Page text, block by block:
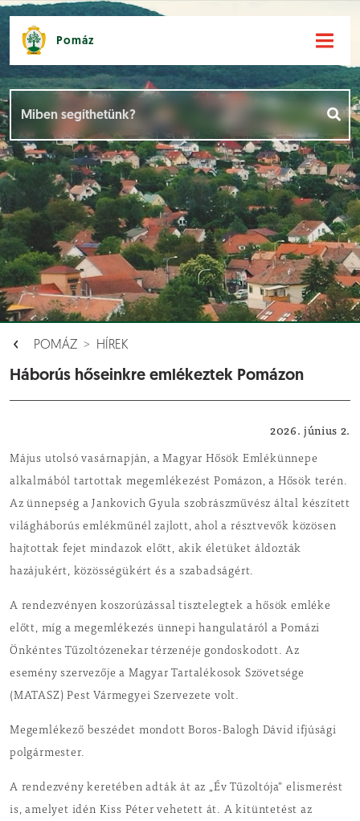
Pomáz
POMÁZ HÍREK
Háborús hőseinkre emlékeztek Pomázon
2026. június 2.
Május utolsó vasárnapján, a Magyar Hősök Emlékünnepe
alkalmából tartottak megemlékezést Pomázon, a Hősök terén.
Az ünnepség a Jankovich Gyula szobrászművész által készített
világháborús emlékműnél zajlott, ahol a résztvevők közösen
hajtottak fejet mindazok előtt, akik életüket áldozták
hazájukért, közösségükért és a szabadságért.
A rendezvényen koszorúzással tisztelegtek a hősök emléke
előtt, míg a megemlékezés ünnepi hangulatáról a Pomázi
Önkéntes Tűzoltózenekar térzenéje gondoskodott. Az
esemény szervezője a Magyar Tartalékosok Szövetsége
(MATASZ) Pest Vármegyei Szervezete volt.
Megemlékező beszédet mondott Boros-Balogh Dávid ifjúsági
polgármester.
A rendezvény keretében adták át az „Év Tűzoltója” elismerést
is, amelyet idén Kiss Péter vehetett át. A kitüntetést az
Események []
Dokumentumok [ ]
Aloldalak []